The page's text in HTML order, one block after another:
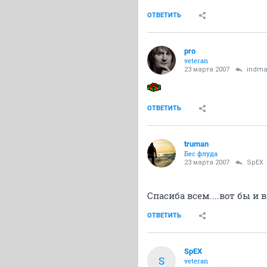
ОТВЕТИТЬ
pro
veteran
23 марта 2007
ОТВЕТИТЬ
truman
Бес флуда
23 марта 2007 SpEX
Спасиба всем....вот бы и
ОТВЕТИТЬ
S
SpEX
veteran